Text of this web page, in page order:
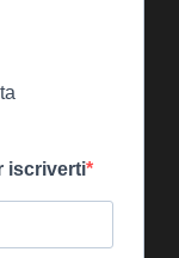
iscriverti